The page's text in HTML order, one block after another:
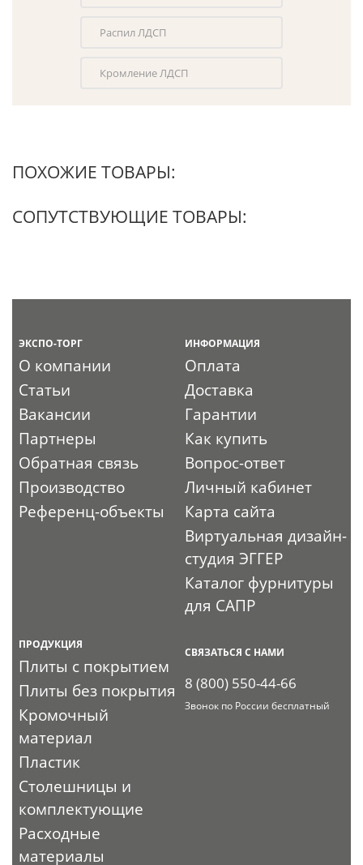
Распил ЛДСП
Кромление ЛДСП
ПОХОЖИЕ ТОВАРЫ:
СОПУТСТВУЮЩИЕ ТОВАРЫ:
ЭКСПО-ТОРГ
О компании
Статьи
Вакансии
Партнеры
Обратная связь
Производство
Референц-объекты
ИНФОРМАЦИЯ
Оплата
Доставка
Гарантии
Как купить
Вопрос-ответ
Личный кабинет
Карта сайта
Виртуальная дизайн-
студия ЭГГЕР
Каталог фурнитуры
для САПР
ПРОДУКЦИЯ
Плиты с покрытием
Плиты без покрытия
Кромочный
материал
Пластик
Столешницы и
комплектующие
Расходные
материалы
СВЯЗАТЬСЯ С НАМИ
8 (800) 550-44-66
Звонок по России бесплатный